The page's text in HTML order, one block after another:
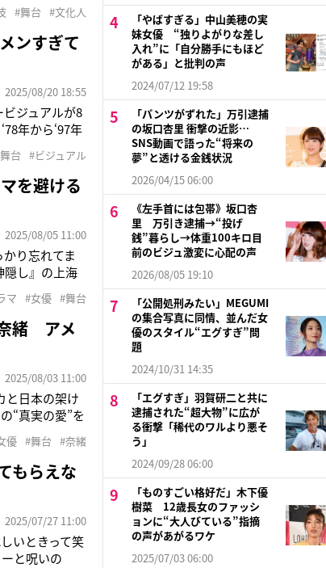
創業百三十周
#舞台 #文化人
ンすぎて
2025/08/20 18:55
ジュアルが8
年から‘97年
描いた人情コ
台 #ビジュアル
を避ける
2025/08/05 11:00
り忘れてま
隠し』の上海
LAST NIGHT
マ #女優 #舞台
緒 アメ
2025/08/03 11:00
と日本の架け
“真実の愛”を
あって、戦争
優 #舞台 #奈緒
もらえな
2025/07/27 11:00
いときって笑
と呪いの
「やばすぎる」中山美穂の実
妹女優 “独りよがりな差し
入れ”に「自分勝手にもほど
がある」と批判の声
2024/07/12 19:58
「パンツがずれた」万引逮捕
の坂口杏里 衝撃の近影…
SNS動画で語った“将来の
夢”と透ける金銭状況
2026/04/15 06:00
《左手首には包帯》坂口杏
里 万引き逮捕→“投げ
銭”暮らし→体重100キロ目
前のビジュ激変に心配の声
2026/08/05 19:10
「公開処刑みたい」MEGUMI
の集合写真に同情、並んだ女
優のスタイル“エグすぎ”問
題
2024/10/31 14:35
「エグすぎ」羽賀研二と共に
逮捕された“超大物”に広が
る衝撃「稀代のワルより悪そ
う」
2024/09/28 06:00
「ものすごい格好だ」木下優
樹菜 12歳長女のファッシ
ョンに“大人びている”指摘
の声があがるワケ
2025/07/03 06:00